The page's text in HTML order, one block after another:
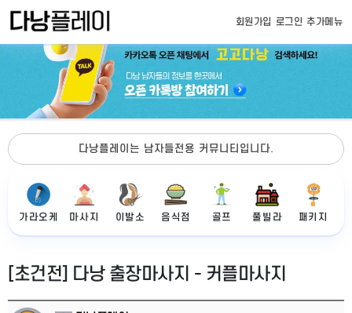
회원가입 로그인 추가메뉴
다낭플레이는 남자들전용 커뮤니티입니다.
가라오케 마사지 이발소 음식점 골프 풀빌라 패키지
[초건전] 다낭 출장마사지 - 커플마사지